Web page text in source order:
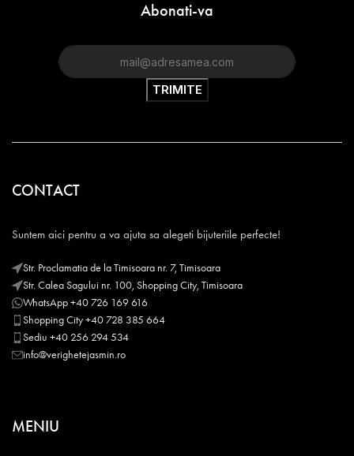
Abonati-va
CONTACT
Suntem aici pentru a va ajuta sa alegeti bijuteriile perfecte!
Str. Proclamatia de la Timisoara nr. 7, Timisoara
Str. Calea Sagului nr. 100, Shopping City, Timisoara
WhatsApp +40 726 169 616
Shopping City +40 728 385 664
Sediu +40 256 294 534
info@verighetejasmin.ro
MENIU